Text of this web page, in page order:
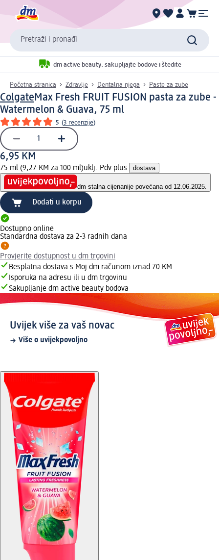
Pretraži i pronađi
dm active beauty: sakupljajte bodove i štedite
Početna stranica Zdravlje Dentalna njega Paste za zube
ColgateMax Fresh FRUIT FUSION pasta za zube -
Watermelon & Guava, 75 ml
5 (3 recenzije)
6,95 KM
75 ml (9,27 KM za 100 ml)uklj. Pdv plus dostava
dm stalna cijenanije povećana od 12.06.2025.
Dodati u korpu
Dostupno online
Standardna dostava za 2-3 radnih dana
Provjerite dostupnost u dm trgovini
Besplatna dostava s Moj dm računom iznad 70 KM
Isporuka na adresu ili u dm trgovinu
Sakupljanje dm active beauty bodova
Uvijek više za vaš novac
Više o uvijekpovoljno